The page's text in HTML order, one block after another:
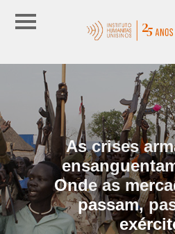
As crises
Onde as
passam,